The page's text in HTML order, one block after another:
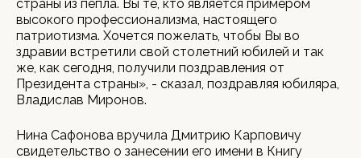
страны из пепла. Вы те, кто является примером
высокого профессионализма, настоящего
патриотизма. Хочется пожелать, чтобы Вы во
здравии встретили свой столетний юбилей и так
же, как сегодня, получили поздравления от
Президента страны», - сказал, поздравляя юбиляра,
Владислав Миронов.
Нина Сафонова вручила Дмитрию Карповичу
свидетельство о занесении его имени в Книгу